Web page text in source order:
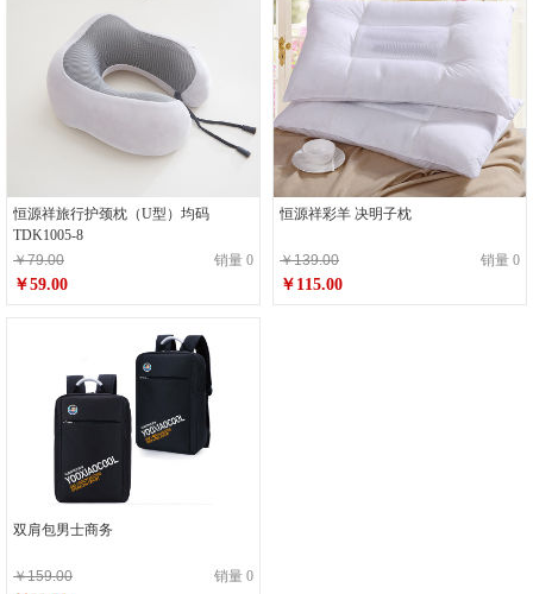
恒源祥旅行护颈枕（U型）均码
TDK1005-8
￥79.00
销量 0
￥59.00
恒源祥彩羊 决明子枕
￥139.00 销量 0
￥115.00
双肩包男士商务
￥159.00 销量 0